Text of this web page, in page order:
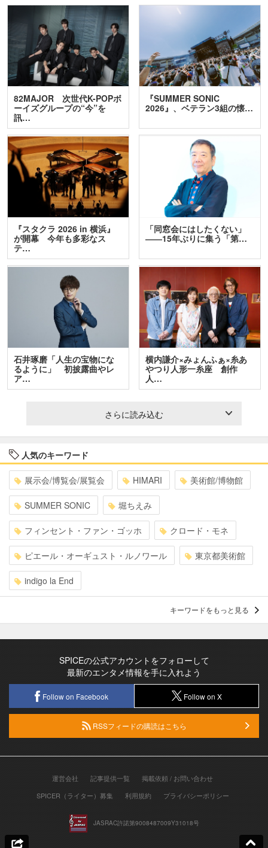
82MAJOR 次世代K-POPボ
ーイズグループの“今”を
訊…
『SUMMER SONIC
2026』、ベテラン3組の懐…
『スタクラ 2026 in 横浜』
が開幕 今年も多彩なス
テ…
「同窓会にはしたくない」
――15年ぶりに集う「第…
石井琢磨「人生の宝物にな
るように」 初披露曲やレ
ア…
横内謙介×みょんふぁ×糸あ
やつり人形一糸座 創作
人…
さらに読み込む
人気のキーワード
展示会/博覧会/展覧会 HIMARI 美術館/博物館
SUMMER SONIC 堀ちえみ
フィンセント・ファン・ゴッホ クロード・モネ
ピエール・オーギュスト・ルノワール 東京都美術館
indigo la End
キーワードをもっと見る
SPICEの公式アカウントをフォローして
最新のエンタメ情報を手に入れよう
Follow on Facebook Follow on X
RSSフィードの購読はこちら
運営会社 記事提供一覧
掲載依頼 / お問い合わせ
SPICER（ライター）募集
利用規約 プライバシーポリシー
JASRAC許諾第9008487009Y31018号